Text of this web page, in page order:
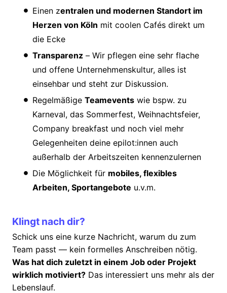
Einen zentralen und modernen Standort im
Herzen von Köln mit coolen Cafés direkt um
die Ecke
Transparenz – Wir pflegen eine sehr flache
und offene Unternehmenskultur, alles ist
einsehbar und steht zur Diskussion.
Regelmäßige Teamevents wie bspw. zu
Karneval, das Sommerfest, Weihnachtsfeier,
Company breakfast und noch viel mehr
Gelegenheiten deine epilot:innen auch
außerhalb der Arbeitszeiten kennenzulernen
Die Möglichkeit für mobiles, flexibles
Arbeiten, Sportangebote u.v.m.
Klingt nach dir?
Schick uns eine kurze Nachricht, warum du zum
Team passt — kein formelles Anschreiben nötig.
Was hat dich zuletzt in einem Job oder Projekt
wirklich motiviert? Das interessiert uns mehr als der
Lebenslauf.